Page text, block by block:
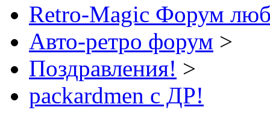
Retro-Magic Форум
Авто-ретро форум >
Поздравления! >
packardmen с ДР!